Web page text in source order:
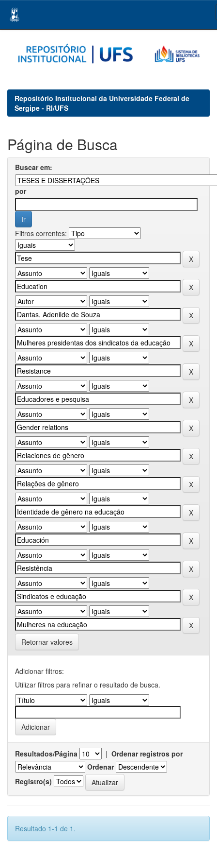
navigation
Repositório Institucional da Universidade Federal de
Sergipe - RI/UFS
Página de Busca
Buscar em:
por
Filtros correntes:
Retornar valores
Adicionar filtros:
Utilizar filtros para refinar o resultado de busca.
Resultados/Página | Ordenar registros por
Ordenar
Registro(s)
Resultado 1-1 de 1.